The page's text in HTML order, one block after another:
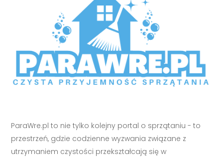
ParaWre.pl to nie tylko kolejny portal o sprzątaniu - to
przestrzeń, gdzie codzienne wyzwania związane z
utrzymaniem czystości przekształcają się w